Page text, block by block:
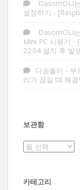
DasomOLI
설정하기 -
DasomOLI
Mini PC 사용기 -
22.04 설치 후 발
다솜돌이 - 부
리가 끊길 때 해결
보관함
보
카테고리